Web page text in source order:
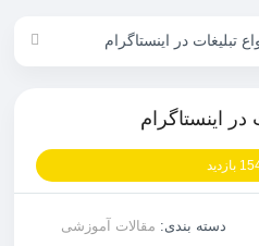
تبلیغات در اینستاگرام
در اینستاگرام
دسته بندی: مقالات آموزشی